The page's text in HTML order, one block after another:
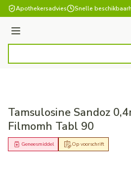
Ga naar de inhoud
Apothekersadvies Snelle
Menu
Tamsulosine Sandoz
Filmomh Tabl 90
Op voorschrift
Geneesmiddel